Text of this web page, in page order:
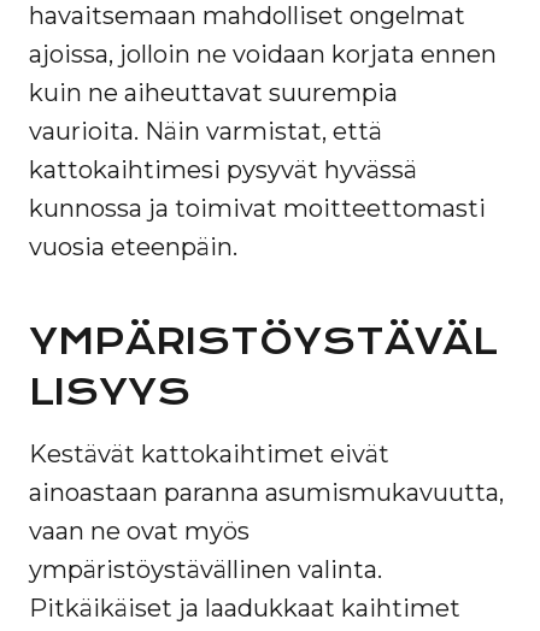
havaitsemaan mahdolliset ongelmat
ajoissa, jolloin ne voidaan korjata ennen
kuin ne aiheuttavat suurempia
vaurioita. Näin varmistat, että
kattokaihtimesi pysyvät hyvässä
kunnossa ja toimivat moitteettomasti
vuosia eteenpäin.
YMPÄRISTÖYSTÄVÄL
LISYYS
Kestävät kattokaihtimet eivät
ainoastaan paranna asumismukavuutta,
vaan ne ovat myös
ympäristöystävällinen valinta.
Pitkäikäiset ja laadukkaat kaihtimet